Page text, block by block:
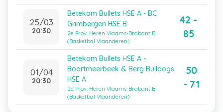
25/03
20:30
Betekom Bullets HSE A - BC
Grimbergen HSE B
2e Prov. Heren Vlaams-Brabant B
(Basketbal Vlaanderen)
42 -
85
01/04
20:30
Betekom Bullets HSE A -
Boortmeerbeek & Berg Bulldogs
HSE A
2e Prov. Heren Vlaams-Brabant B
(Basketbal Vlaanderen)
50
- 71